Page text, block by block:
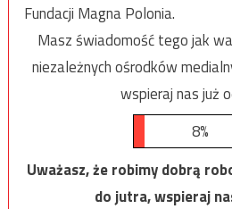
Fundacji Magna Polonia.
Masz świadomość tego jak
niezależnych ośrodków
wspieraj nas już
8%
Uważasz, że robimy dobrą
do jutra, wspieraj